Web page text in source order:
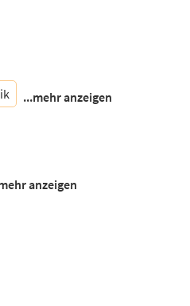
...mehr anzeigen
anzeigen